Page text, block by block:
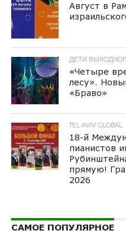
Август в
ДЕТИ
«Четыре
лесу».
«Браво»
TEL AVIV GLOBAL
18-й
пианистов
прямую!
2026
САМОЕ ПОПУЛЯРНОЕ